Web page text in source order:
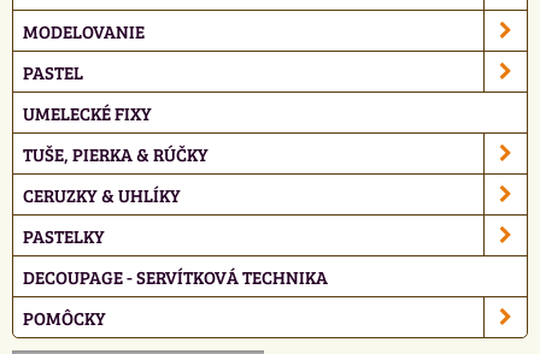
MODELOVANIE
PASTEL
UMELECKÉ FIXY
TUŠE, PIERKA & RÚČKY
CERUZKY & UHLÍKY
PASTELKY
DECOUPAGE - SERVÍTKOVÁ TECHNIKA
POMÔCKY